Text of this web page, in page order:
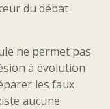
du débat
ne permet pas
à évolution
les faux
aucune